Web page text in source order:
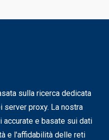
sulla ricerca dedicata
server proxy. La nostra
e basate sui dati
e l'affidabilità delle reti